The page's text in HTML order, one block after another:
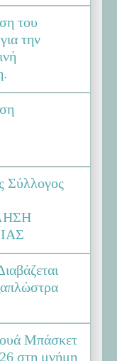
του
την
Σύλλογος
Μπάσκετ
στη μνήμη